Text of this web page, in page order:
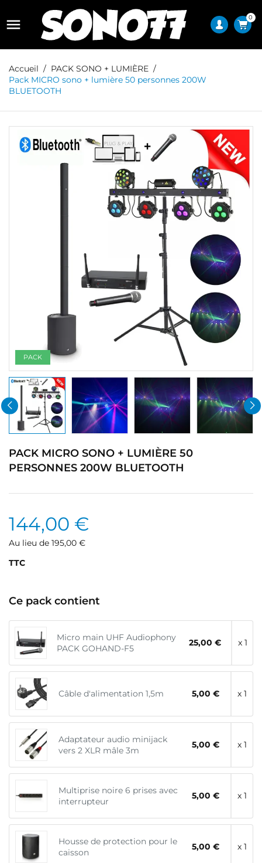
 0
Accueil
PACK SONO + LUMIÈRE
Pack MICRO sono + lumière 50 personnes 200W
BLUETOOTH
PACK
PACK MICRO SONO + LUMIÈRE 50
PERSONNES 200W BLUETOOTH
144,00 €
Au lieu de 195,00 €
TTC
Ce pack contient
Micro main UHF Audiophony
PACK GOHAND-F5
25,00 € x 1
Câble d'alimentation 1,5m 5,00 € x 1
Adaptateur audio minijack
vers 2 XLR mâle 3m
5,00 € x 1
Multiprise noire 6 prises avec
interrupteur
5,00 € x 1
Housse de protection pour le
caisson
5,00 € x 1